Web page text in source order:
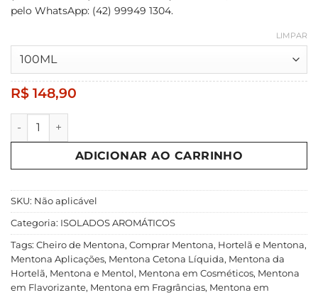
pelo WhatsApp: (42) 99949 1304.
LIMPAR
R$ 148,90
L-Mentona quantidade
ADICIONAR AO CARRINHO
SKU: Não aplicável
Categoria: ISOLADOS AROMÁTICOS
Tags: Cheiro de Mentona, Comprar Mentona, Hortelã e Mentona,
Mentona Aplicações, Mentona Cetona Líquida, Mentona da
Hortelã, Mentona e Mentol, Mentona em Cosméticos, Mentona
em Flavorizante, Mentona em Fragrâncias, Mentona em